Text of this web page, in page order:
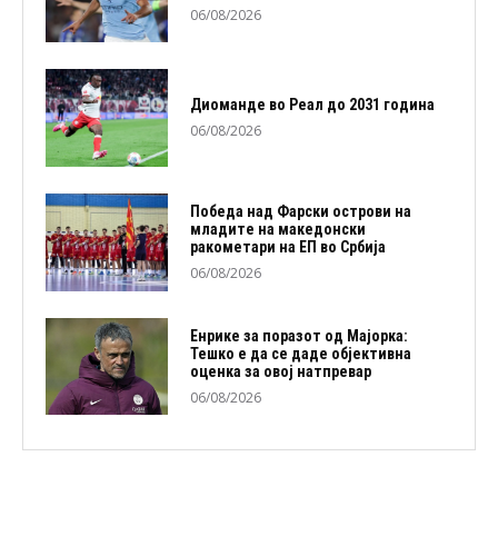
06/08/2026
Диоманде во Реал до 2031 година
06/08/2026
Победа над Фарски острови на
младите на македонски
ракометари на ЕП во Србија
06/08/2026
Енрике за поразот од Мајорка:
Тешко е да се даде објективна
оценка за овој натпревар
06/08/2026